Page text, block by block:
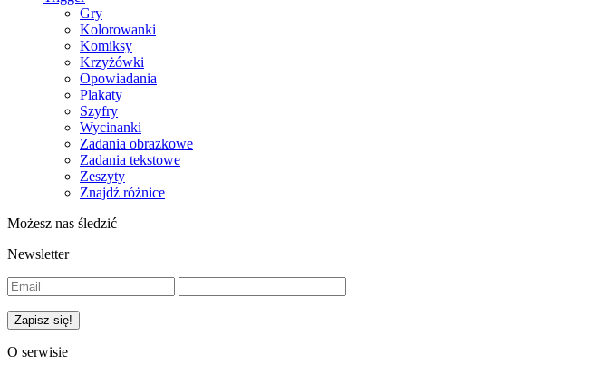
Gry
Kolorowanki
Komiksy
Krzyżówki
Opowiadania
Plakaty
Szyfry
Wycinanki
Zadania obrazkowe
Zadania tekstowe
Zeszyty
Znajdź różnice
Możesz nas śledzić
Newsletter
O serwisie